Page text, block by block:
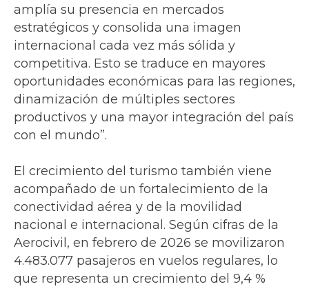
amplía su presencia en mercados
estratégicos y consolida una imagen
internacional cada vez más sólida y
competitiva. Esto se traduce en mayores
oportunidades económicas para las regiones,
dinamización de múltiples sectores
productivos y una mayor integración del país
con el mundo”.
El crecimiento del turismo también viene
acompañado de un fortalecimiento de la
conectividad aérea y de la movilidad
nacional e internacional. Según cifras de la
Aerocivil, en febrero de 2026 se movilizaron
4.483.077 pasajeros en vuelos regulares, lo
que representa un crecimiento del 9,4 %